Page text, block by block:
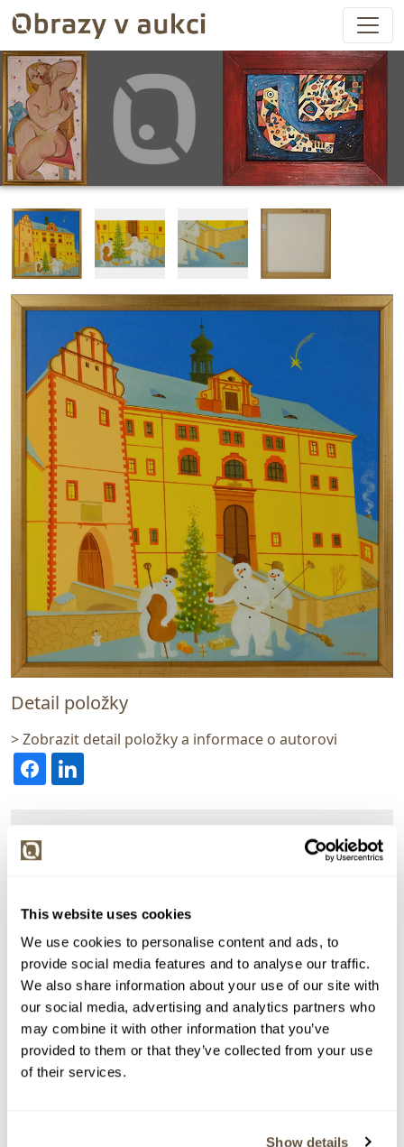
This website uses cookies
We use cookies to personalise content and ads, to
provide social media features and to analyse our traffic.
We also share information about your use of our site with
our social media, advertising and analytics partners who
may combine it with other information that you’ve
provided to them or that they’ve collected from your use
of their services.
Show details
Detail položky
> Zobrazit detail položky a informace o autorovi
> zpět na aukční výsledky
VYDRAŽENO
87701. Lnáře
Dražba ukončena:
14.12.2022 21:53:20
Vyvolávací cena:
1 000 Kč
vydraženo za:
8 000 Kč
Zpět na aukční výsledky